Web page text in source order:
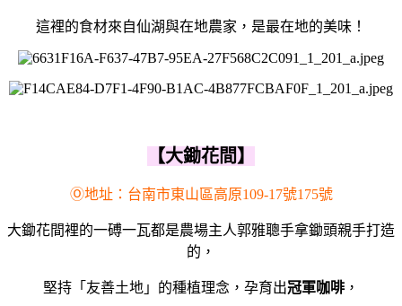
這裡的食材來自仙湖與在地農家，是最在地的美味！
【大鋤花間】
Ⓞ地址：台南市東山區高原109-17號175號
大鋤花間裡的一磗一瓦都是農場主人郭雅聰手拿鋤頭親手打造
的，
堅持「友善土地」的種植理念，孕育出冠軍咖啡 ，